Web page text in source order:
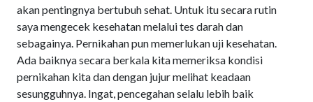
akan pentingnya bertubuh sehat. Untuk itu secara rutin
saya mengecek kesehatan melalui tes darah dan
sebagainya. Pernikahan pun memerlukan uji kesehatan.
Ada baiknya secara berkala kita memeriksa kondisi
pernikahan kita dan dengan jujur melihat keadaan
sesungguhnya. Ingat, pencegahan selalu lebih baik